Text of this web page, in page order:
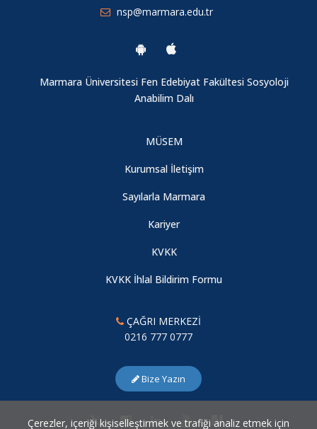
Kadına Yönelik Şiddetin Önlenmesi: Kavramlar, Veriler ve
Sosyal Bilimciler için Python: Verilerdeki Gizli Kalmış Bilgileri
Yalıtılmış Direnç: Uluslararası Yaptırımlar Altında Bağdat’ın
Kentsel Durumu (1990–2003)
Bilim Diplomasisinde Tanınma, Koordinasyon ve Çerçevesel
Sınırlar: Sri Lanka Örneği
nsp@marmara.edu.tr
Marmara Üniversitesi Fen Edebiyat Fakültesi Sosyoloji
Anabilim Dalı
MÜSEM
Kurumsal İletişim
Sayılarla Marmara
Kariyer
KVKK
KVKK İhlal Bildirim Formu
ÇAĞRI MERKEZİ
0216 777 0777
Bize Yazın
Çerezler, içeriği kişiselleştirmek ve trafiği analiz etmek için